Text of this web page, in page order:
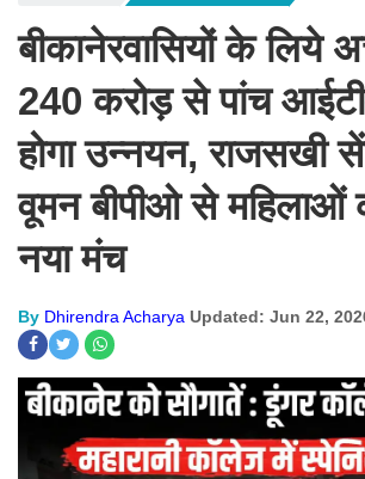
बीकानेरवासियों के लिये
240 करोड़ से पांच
होगा उन्नयन, राजसखी
वूमन बीपीओ से महिलाओं
नया मंच
By Dhirendra Acharya Updated: Jun 22,